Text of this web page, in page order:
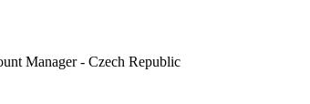
Manager - Czech Republic